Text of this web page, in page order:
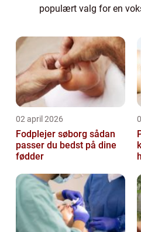
populært valg for en
der ønsker at dyrke
02 april 2026
Fodplejer søborg sådan
passer du bedst på dine
fødder